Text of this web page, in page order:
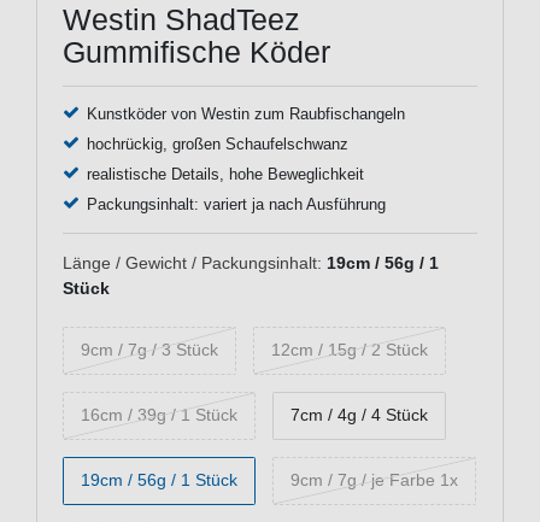
Westin ShadTeez
Gummifische Köder
Kunstköder von Westin zum Raubfischangeln
hochrückig, großen Schaufelschwanz
realistische Details, hohe Beweglichkeit
Packungsinhalt: variert ja nach Ausführung
Länge / Gewicht / Packungsinhalt: 19cm / 56g / 1
Stück
9cm / 7g / 3 Stück 12cm / 15g / 2 Stück
16cm / 39g / 1 Stück 7cm / 4g / 4 Stück
19cm / 56g / 1 Stück 9cm / 7g / je Farbe 1x